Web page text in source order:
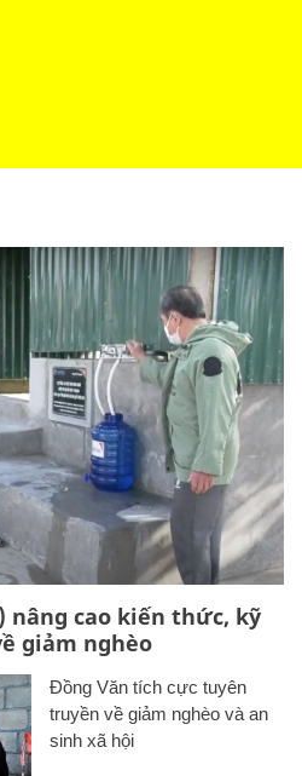
nâng cao kiến thức, kỹ
giảm nghèo
Đồng Văn tích cực tuyên
truyền về giảm nghèo và an
sinh xã hội